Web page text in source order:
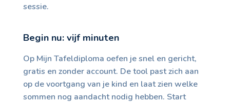
sessie.
Begin nu: vijf minuten
Op Mijn Tafeldiploma oefen je snel en gericht,
gratis en zonder account. De tool past zich aan
op de voortgang van je kind en laat zien welke
sommen nog aandacht nodig hebben. Start